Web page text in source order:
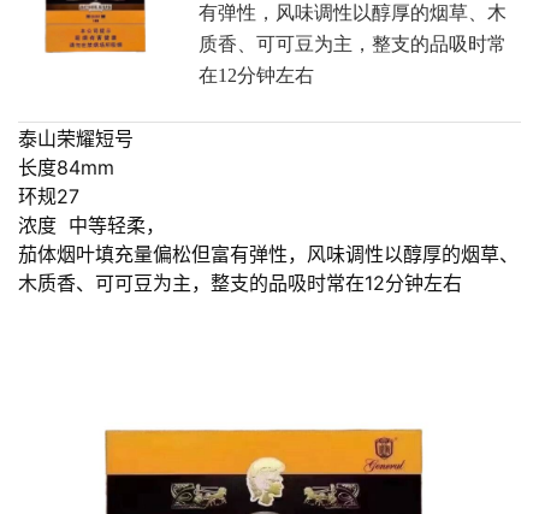
有弹性，风味调性以醇厚的烟草、木
质香、可可豆为主，整支的品吸时常
在12分钟左右
泰山荣耀短号
长度84mm
环规27
浓度 中等轻柔，
茄体烟叶填充量偏松但富有弹性，风味调性以醇厚的烟草、
木质香、可可豆为主，整支的品吸时常在12分钟左右